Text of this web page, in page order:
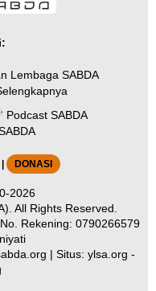
Lembaga SABDA
Podcast SABDA
DONASI
2026
All Rights Reserved.
Rekening: 0790266579
| Situs: ylsa.org -